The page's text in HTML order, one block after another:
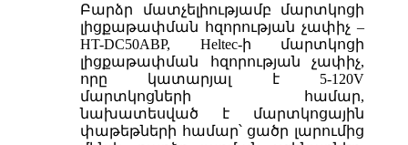
Բարձր մատչելիությամբ մարտկոցի
լիցքաթափման հզորության չափիչ –
HT-DC50ABP, Heltec-ի մարտկոցի
լիցքաթափման հզորության չափիչ,
որը կատարյալ է 5-120V
մարտկոցների համար,
նախատեսված է մարտկոցային
փաթեթների համար՝ ցածր լարումից